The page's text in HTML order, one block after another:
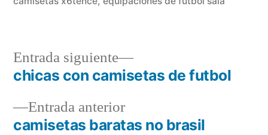
Navegación
deEntrada anteriorEntrada
anterior:
camisetas baratas no brasil
Entrada siguiente
Entrada
siguiente:
chicas con camisetas de futbol